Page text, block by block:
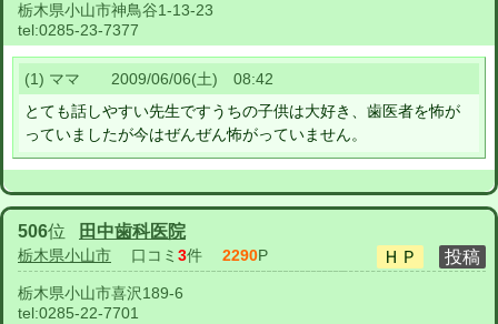
栃木県小山市神鳥谷1-13-23
tel:0285-23-7377
(1) ママ 2009/06/06(土) 08:42
とても話しやすい先生ですうちの子供は大好き、歯医者を怖が
っていましたが今はぜんぜん怖がっていません。
506位 田中歯科医院
栃木県小山市 口コミ 3件 2290P
栃木県小山市喜沢189-6
tel:0285-22-7701